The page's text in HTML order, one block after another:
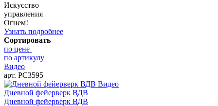
Искусство
управления
Огнем!
Узнать подробнее
Сортировать
по цене
по артикулу
Видео
арт. РС3595
Видео
Дневной фейерверк ВДВ
Дневной фейерверк ВДВ